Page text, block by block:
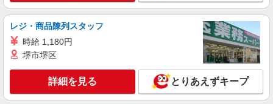
アルバイト パート
株式会社HITOWA フードサービスカンパニー
福祉施設での調理員【アルバイト・パート】
変動します。 ※AP評価制度：あり 年1回の評価
により時給を見直します。 ※アルバイト賞与（寸
志）：あり 年2回。勤続年数により金額UP。
ミアヘルサオアシス東新小岩 （東京都葛飾区
東新小岩4-11-10）
レジ・商品陳列スタッフ
時給 1,180円
堺市堺区
詳細を見る とりあえずキープ